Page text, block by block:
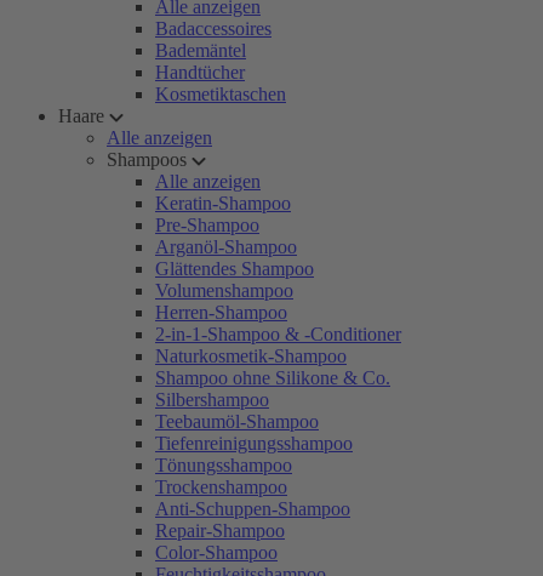
Alle anzeigen
Badaccessoires
Bademäntel
Handtücher
Kosmetiktaschen
Haare
Alle anzeigen
Shampoos
Alle anzeigen
Keratin-Shampoo
Pre-Shampoo
Arganöl-Shampoo
Glättendes Shampoo
Volumenshampoo
Herren-Shampoo
2-in-1-Shampoo & -Conditioner
Naturkosmetik-Shampoo
Shampoo ohne Silikone & Co.
Silbershampoo
Teebaumöl-Shampoo
Tiefenreinigungsshampoo
Tönungsshampoo
Trockenshampoo
Anti-Schuppen-Shampoo
Repair-Shampoo
Color-Shampoo